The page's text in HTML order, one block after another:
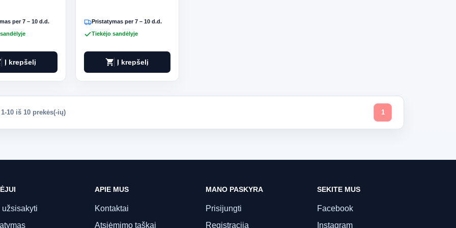
per 7 – 10 d.d.
Į krepšelį
Pristatymas per 7 – 10 d.d.
Tiekėjo sandėlyje
shopping_cart Į krepšelį
10 iš 10 prekės(-ių) 1
užsisakyti
APIE MUS
Kontaktai
Atsiėmimo taškai
MANO PASKYRA
Prisijungti
Registracija
SEKITE MUS
Facebook
Instagram